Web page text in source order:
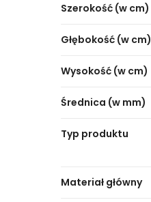
Szerokość (w cm)
Głębokość (w cm)
Wysokość (w cm)
Średnica (w mm)
Typ produktu
Materiał główny